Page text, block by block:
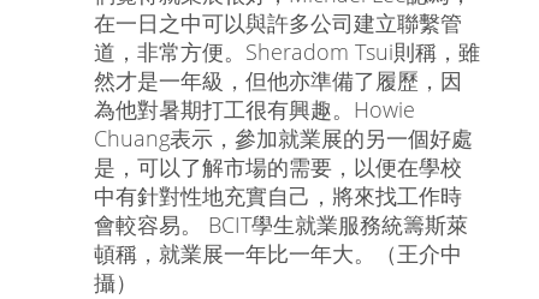
在一日之中可以與許多公司建立聯繫管
道，非常方便。Sheradom Tsui則稱，雖
然才是一年級，但他亦準備了履歷，因
為他對暑期打工很有興趣。Howie
Chuang表示，參加就業展的另一個好處
是，可以了解市場的需要，以便在學校
中有針對性地充實自己，將來找工作時
會較容易。 BCIT學生就業服務統籌斯萊
頓稱，就業展一年比一年大。（王介中
攝）